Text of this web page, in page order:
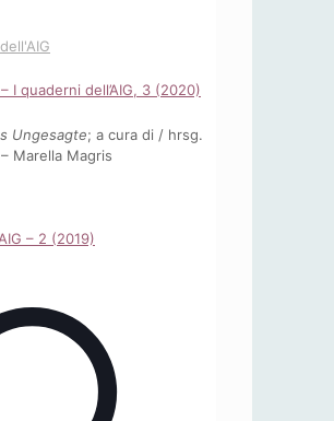
I quaderni dell’AIG, 3 (2020)
Ungesagte; a cura di / hrsg.
Marella Magris